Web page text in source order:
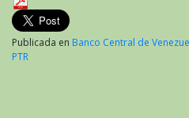
Publicada en Banco Central de
PTR